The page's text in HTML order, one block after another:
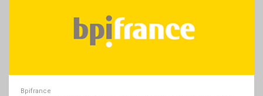
Bpifrance